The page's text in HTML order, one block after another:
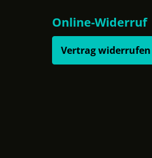
Online-Widerruf
Vertrag widerrufen